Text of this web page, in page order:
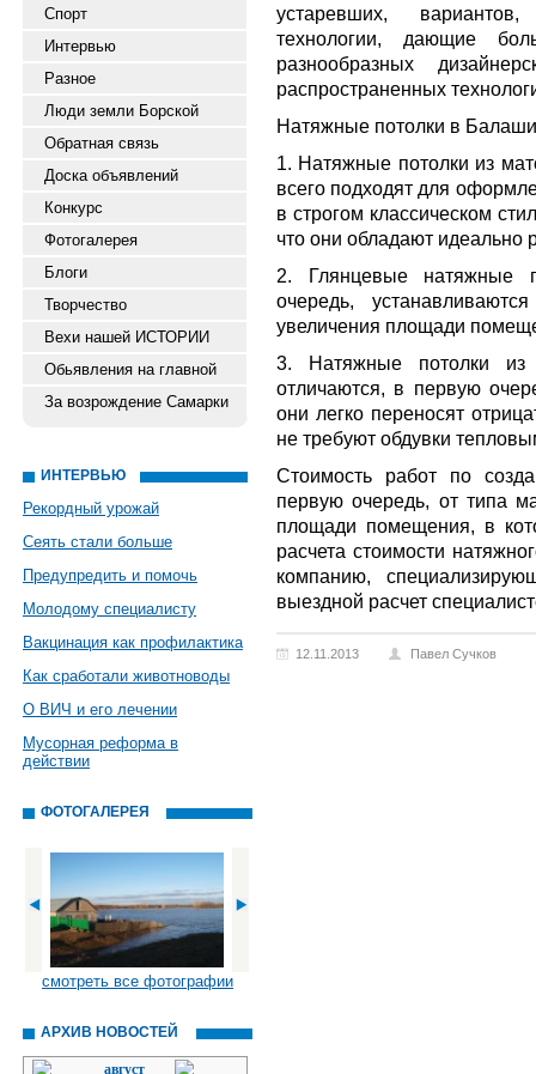
Спорт
Интервью
Разное
Люди земли Борской
Обратная связь
Доска объявлений
Конкурс
Фотогалерея
Блоги
Творчество
Вехи нашей ИСТОРИИ
Обьявления на главной
За возрождение Самарки
ИНТЕРВЬЮ
Рекордный урожай
Сеять стали больше
Предупредить и помочь
Молодому специалисту
Вакцинация как профилактика
Как сработали животноводы
О ВИЧ и его лечении
Мусорная реформа в
действии
ФОТОГАЛЕРЕЯ
смотреть все фотографии
АРХИВ НОВОСТЕЙ
август
устаревших,
технологии, дающие
разнообразных
распространенных
Натяжные потолки в
1. Натяжные потолки из
всего подходят для
в строгом классическом
что они обладают идеально
2. Глянцевые натяжные
очередь,
увеличения площади
3. Натяжные потолки из
отличаются, в первую
они легко переносят
не требуют обдувки
Стоимость работ по
первую очередь, от типа
площади помещения, в
расчета стоимости
компанию,
выездной расчет
12.11.2013 Павел Сучков